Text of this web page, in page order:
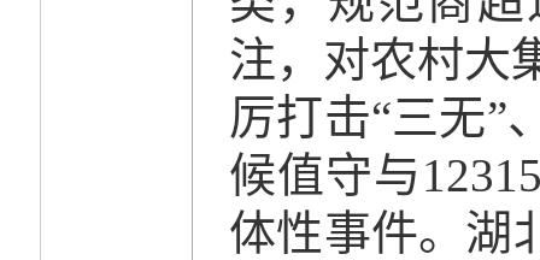
注，对农村大
厉打击“三无”
候值守与
体性事件。湖